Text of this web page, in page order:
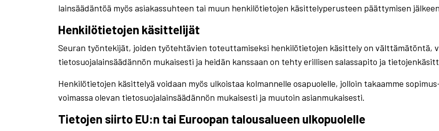
lainsäädäntöä myös asiakassuhteen tai muun henkilötietojen käsittelyperusteen päättymisen
Henkilötietojen käsittelijät
Seuran työntekijät, joiden työtehtävien toteuttamiseksi henkilötietojen käsittely on välttämätöntä,
tietosuojalainsäädännön mukaisesti ja heidän kanssaan on tehty erillisen salassapito ja
Henkilötietojen käsittelyä voidaan myös ulkoistaa kolmannelle osapuolelle, jolloin takaamme
voimassa olevan tietosuojalainsäädännön mukaisesti ja muutoin asianmukaisesti.
Tietojen siirto EU:n tai Euroopan talousalueen ulkopuolelle